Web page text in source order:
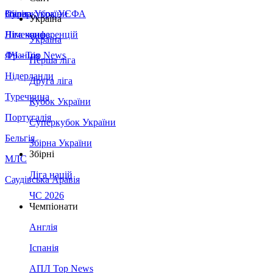
Збірна України
Італія
Німеччина
Франція
Нідерланди
Туреччина
Португалія
Бельгія
МЛС
Саудівська Аравія
Суперкубок УЄФА
Ліга конференцій
ЛЧ - Top News
Україна
Україна
Перша ліга
Друга ліга
Кубок України
Суперкубок України
Збірна України
Збірні
Ліга націй
ЧС 2026
Чемпіонати
Англія
Іспанія
АПЛ Top News